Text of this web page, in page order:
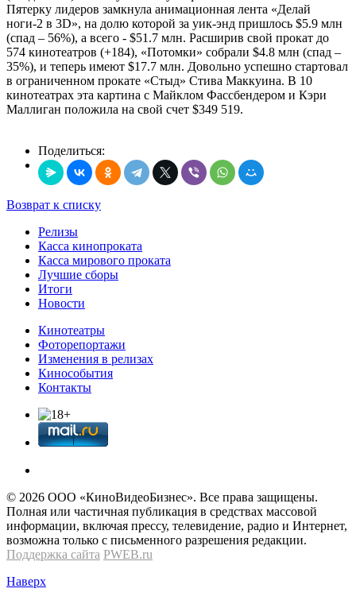
Пятерку лидеров замкнула анимационная лента «Делай
ноги-2 в 3D», на долю которой за уик-энд пришлось $5.9 млн
(спад – 56%), а всего - $51.7 млн. Расширив свой прокат до
574 кинотеатров (+184), «Потомки» собрали $4.8 млн (спад –
35%), и теперь имеют $17.7 млн. Довольно успешно стартовал
в ограниченном прокате «Стыд» Стива Маккуина. В 10
кинотеатрах эта картина с Майклом Фассбендером и Кэри
Маллиган положила на свой счет $349 519.
Поделиться:
Возврат к списку
Релизы
Касса кинопроката
Касса мирового проката
Лучшие сборы
Итоги
Новости
Кинотеатры
Фоторепортажи
Изменения в релизах
Кинособытия
Контакты
© 2026 OOО «КиноВидеоБизнес». Все права защищены.
Полная или частичная публикация в средствах массовой
информации, включая прессу, телевидение, радио и Интернет,
возможна только с письменного разрешения редакции.
Поддержка сайта PWEB.ru
Наверх